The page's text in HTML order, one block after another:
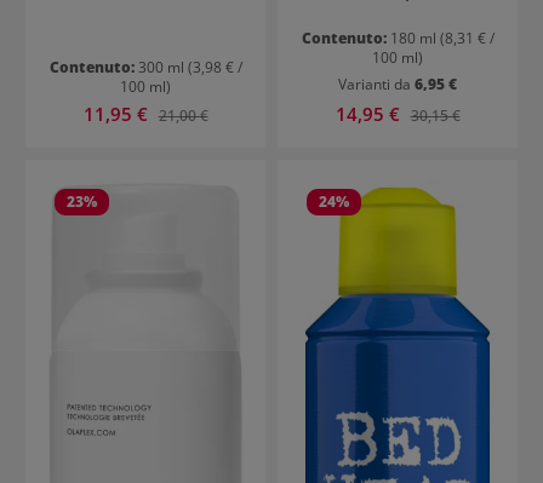
Contenuto: 300 ml (3,98 € /
100 ml)
Prezzo di vendita:
11,95 € Prezzo normale:
21,00 €
Contenuto: 180 ml (8,31 € /
100 ml)
Varianti da 6,95 €
Prezzo di vendita:
14,95 € Prezzo normale:
30,15 €
23% 24%